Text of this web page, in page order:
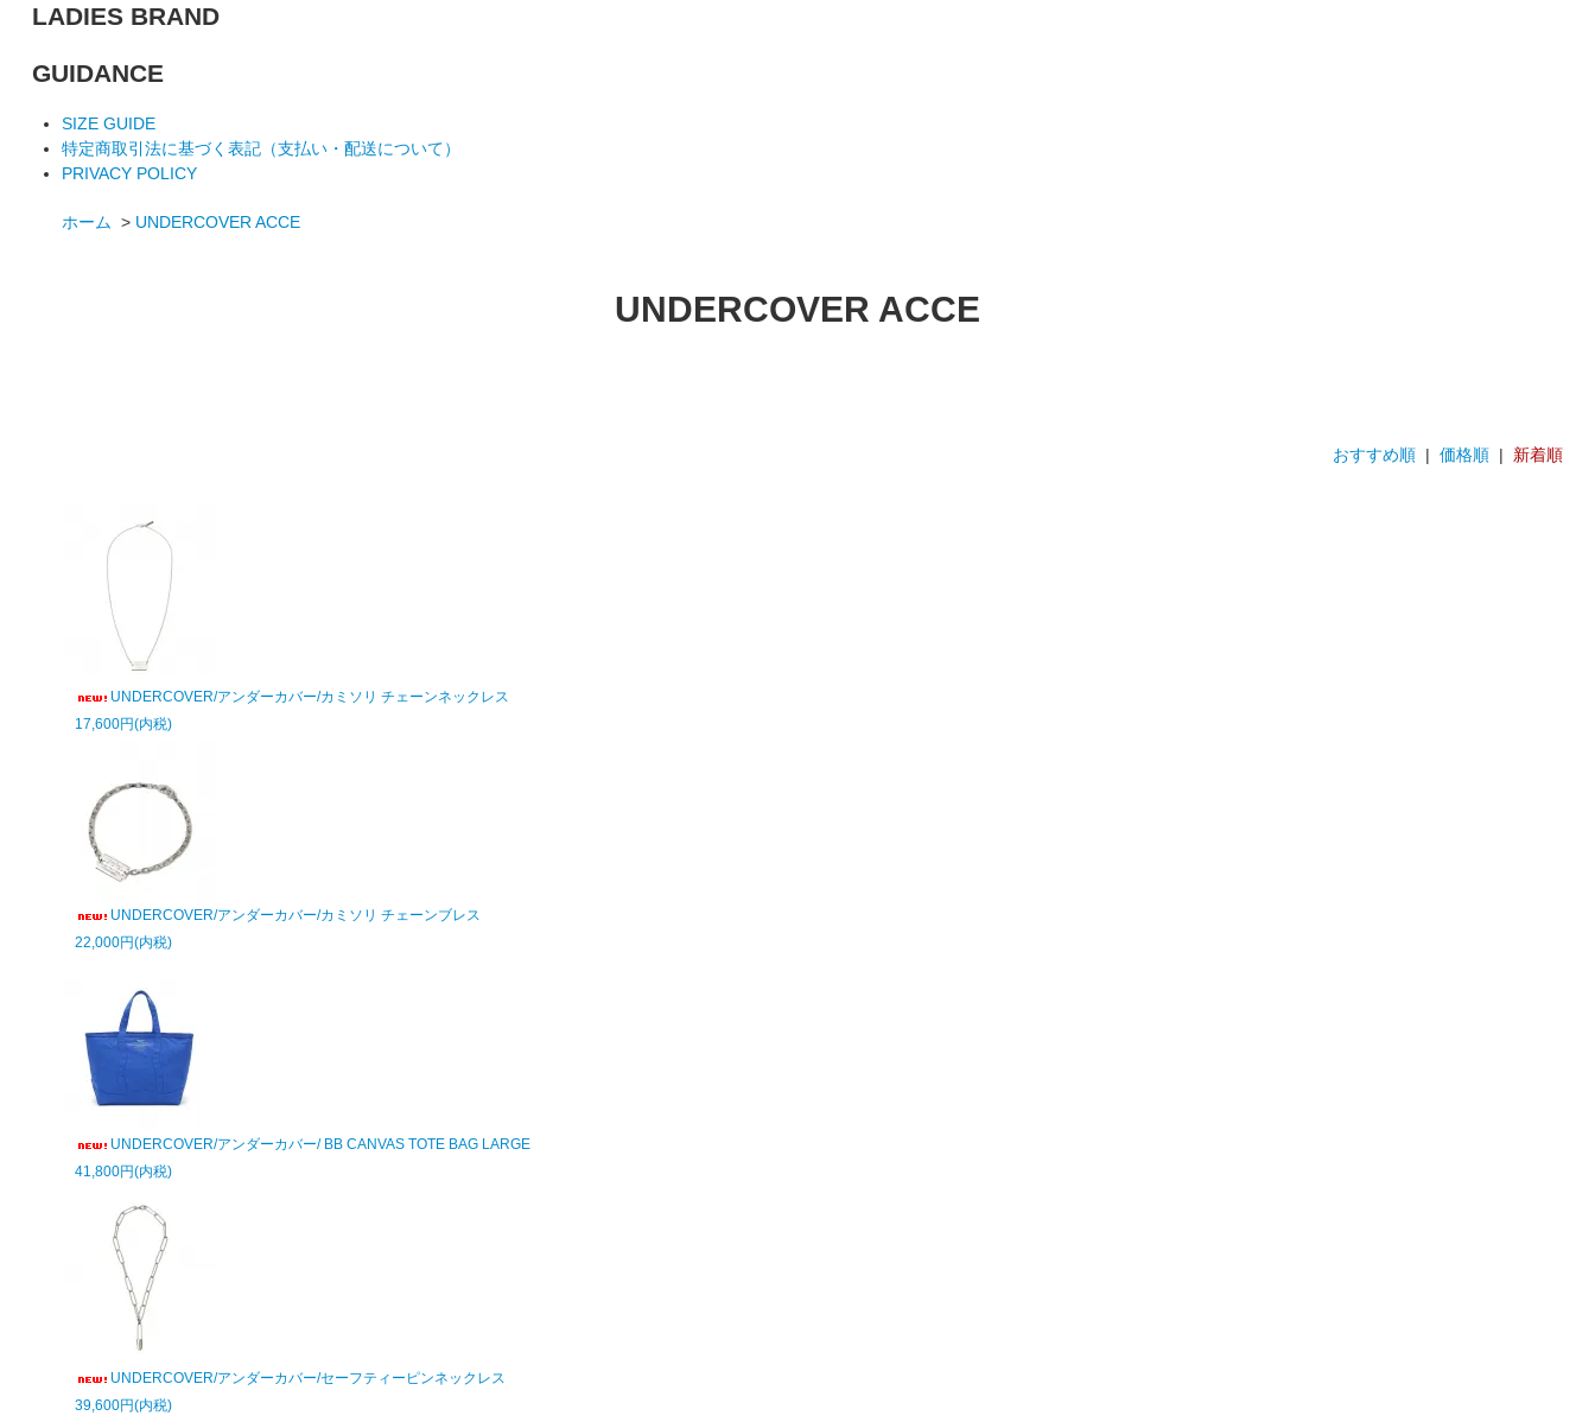
LADIES BRAND
GUIDANCE
SIZE GUIDE
特定商取引法に基づく表記（支払い・配送について）
PRIVACY POLICY
ホーム > UNDERCOVER ACCE
UNDERCOVER ACCE
おすすめ順 |価格順 | 新着順
UNDERCOVER/アンダーカバー/カミソリ チェーンネックレス
17,600円(内税)
UNDERCOVER/アンダーカバー/カミソリ チェーンブレス
22,000円(内税)
UNDERCOVER/アンダーカバー/ BB CANVAS TOTE BAG LARGE
41,800円(内税)
UNDERCOVER/アンダーカバー/セーフティーピンネックレス
39,600円(内税)